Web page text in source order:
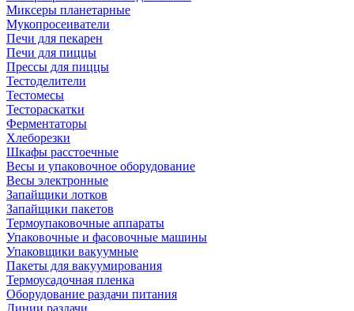
Миксеры планетарные
Мукопросеиватели
Печи для пекарен
Печи для пиццы
Прессы для пиццы
Тестоделители
Тестомесы
Тестораскатки
Ферментаторы
Хлеборезки
Шкафы расстоечные
Весы и упаковочное оборудование
Весы электронные
Запайщики лотков
Запайщики пакетов
Термоупаковочные аппараты
Упаковочные и фасовочные машины
Упаковщики вакуумные
Пакеты для вакуумирования
Термоусадочная пленка
Оборудование раздачи питания
Линии раздачи